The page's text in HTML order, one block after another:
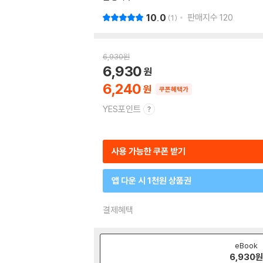
10.0 1 판매지수 120
6,930원
6,240
6,930
쿠폰혜택가
YES포인트
사용 가능한 쿠폰 받기
앱 다운 시 1천원 상품권
결제혜택
eBook
6,930원